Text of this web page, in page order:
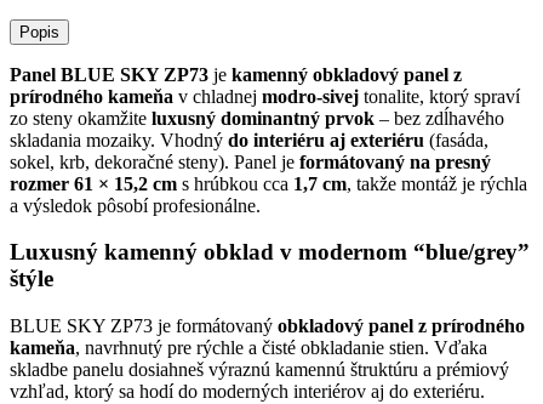
Popis
Panel BLUE SKY ZP73 je kamenný obkladový panel z
prírodného kameňa v chladnej modro-sivej tonalite, ktorý spraví
zo steny okamžite luxusný dominantný prvok – bez zdĺhavého
skladania mozaiky. Vhodný do interiéru aj exteriéru (fasáda,
sokel, krb, dekoračné steny). Panel je formátovaný na presný
rozmer 61 × 15,2 cm s hrúbkou cca 1,7 cm, takže montáž je rýchla
a výsledok pôsobí profesionálne.
Luxusný kamenný obklad v modernom “blue/grey”
štýle
BLUE SKY ZP73 je formátovaný obkladový panel z prírodného
kameňa, navrhnutý pre rýchle a čisté obkladanie stien. Vďaka
skladbe panelu dosiahneš výraznú kamennú štruktúru a prémiový
vzhľad, ktorý sa hodí do moderných interiérov aj do exteriéru.